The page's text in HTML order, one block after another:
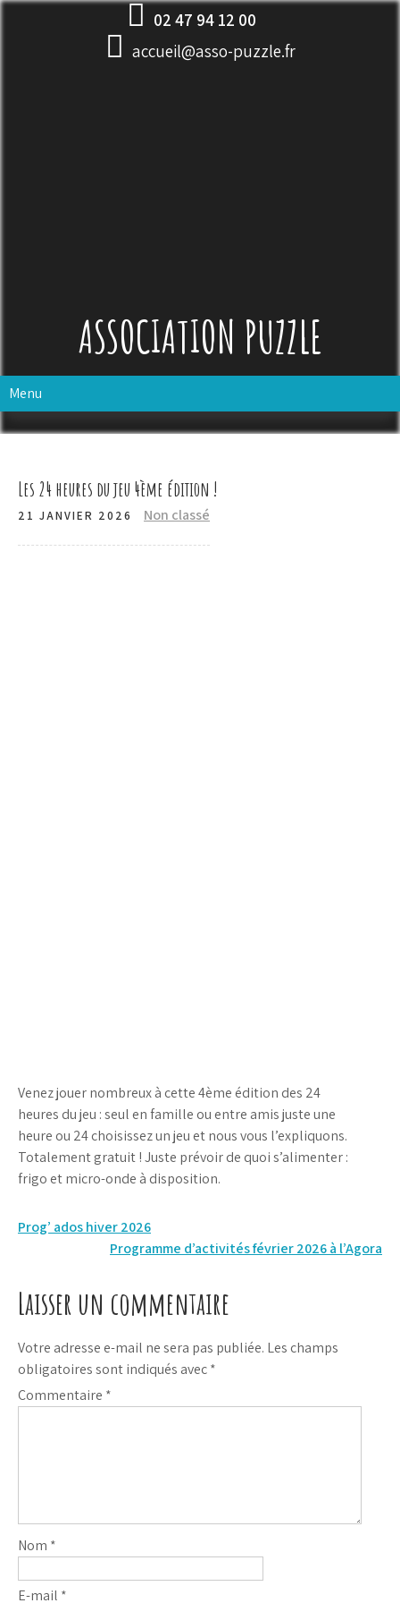
Skip
02 47 94 12 00
accueil@asso-puzzle.fr
ASSOCIATION PUZZLE
Menu
Les 24 heures du jeu 4ème édition !
21 JANVIER 2026 Non classé
Venez jouer nombreux à cette 4ème édition des 24
heures du jeu : seul en famille ou entre amis juste une
heure ou 24 choisissez un jeu et nous vous l’expliquons.
Totalement gratuit ! Juste prévoir de quoi s’alimenter :
frigo et micro-onde à disposition.
Navigation
l’article
Prog’ ados hiver 2026
Programme d’activités février 2026 à l’Agora
Laisser un commentaire
Votre adresse e-mail ne sera pas publiée. Les champs
obligatoires sont indiqués avec*
Commentaire *
Nom *
E-mail *